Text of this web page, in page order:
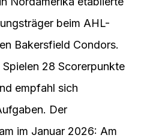
beim AHL-
Bakersfield Condors.
28 Scorerpunkte
empfahl sich
Der
im Januar 2026: Am